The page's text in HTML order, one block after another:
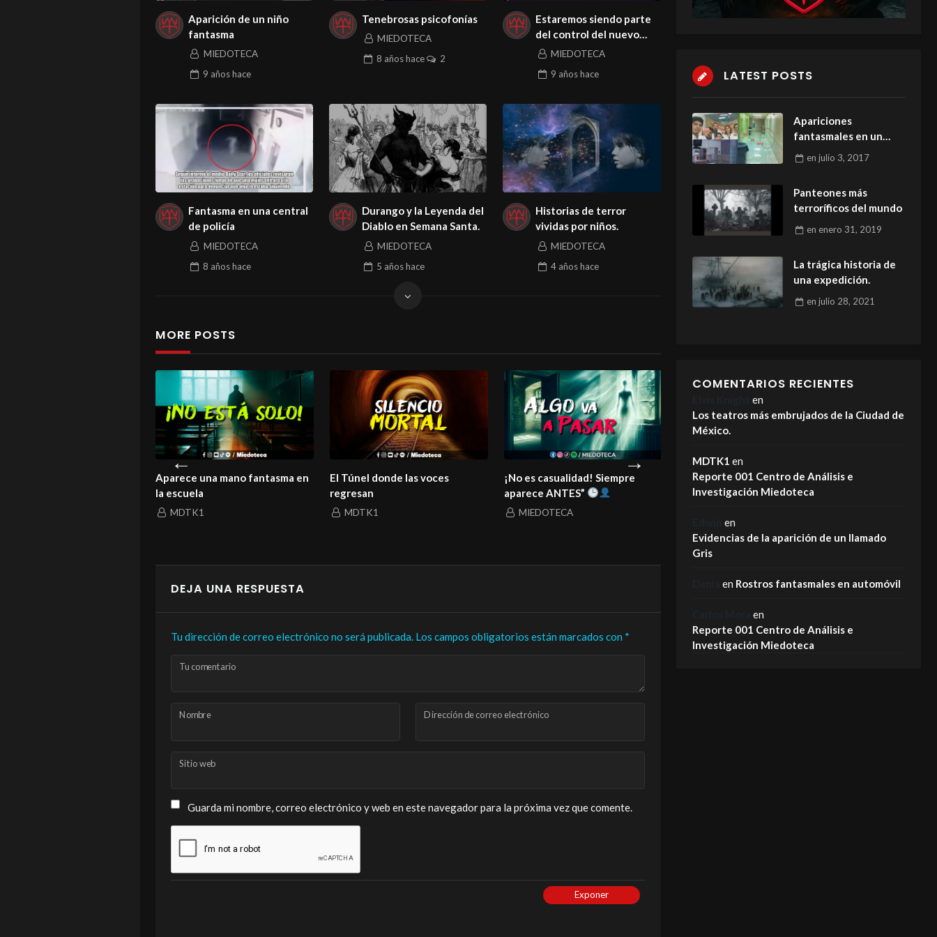
Aparición de un niño
fantasma
MIEDOTECA
9 añoshace
Tenebrosas psicofonías
MIEDOTECA
8 añoshace 2
Estaremos siendo parte
del control del nuevo
orden mundial
MIEDOTECA
9 añoshace
Fantasma en una central
de policía
MIEDOTECA
8 añoshace
Durango y la Leyenda del
Diablo en Semana Santa.
MIEDOTECA
5 añoshace
Historias de terror
vividas por niños.
MIEDOTECA
4 añoshace
MORE POSTS
Aparece una mano fantasma en
la escuela
MDTK1
El Túnel donde las voces
regresan
MDTK1
¡No es casualidad! Siempre
aparece ANTES”
MIEDOTECA
¡Este es el motivo por el que los
fantasmas NO se van!
La Carreta
DEJA UNA RESPUESTA
Tu dirección de correo electrónico no será publicada. Los campos obligatorios están marcados con *
Tu comentario
Nombre Dirección de correo electrónico
Sitio web
Guarda mi nombre, correo electrónico y web en este navegador para la próxima vez que comente.
Exponer
LATEST POSTS
Apariciones
fantasmales en un
hospital
enjulio 3, 2017
Panteones más
terroríficos del mundo
en enero 31, 2019
La trágica historia de
una expedición.
enjulio 28, 2021
COMENTARIOS RECIENTES
en
Los teatros más embrujados de la Ciudad de
México.
MDTK1 en
Reporte 001 Centro de Análisis e
Investigación Miedoteca
en
Evidencias de la aparición de un llamado
Gris
en Rostros fantasmales en automóvil
en
Reporte 001 Centro de Análisis e
Investigación Miedoteca